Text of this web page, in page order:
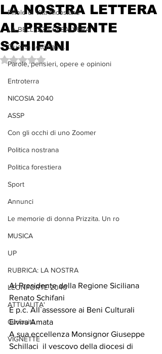
Pillole di Vita Nicosiana
LA BELLEZZA CI SALVERA'
Questa settimana...
Parole, pensieri, opere e opinioni
Entroterra
NICOSIA 2040
ASSP
Con gli occhi di uno Zoomer
Politica nostrana
Politica forestiera
Sport
Annunci
Le memorie di donna Prizzita. Un ro
MUSICA
UP
RUBRICA: LA NOSTRA
LEONFORTE 2040
ATTUALITA'
Curiosità
VIGNETTE
LA NOSTRA LETTERA
AL PRESIDENTE
SCHIFANI
Valutazione NaN stelle su 5.
Al Presidente della Regione Siciliana
Renato Schifani
E p.c. All`assessore ai Beni Culturali
Elvira Amata
A sua eccellenza Monsignor Giuseppe
Schillaci il vescovo della diocesi di